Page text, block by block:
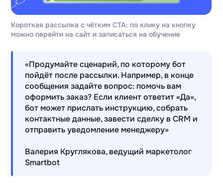
Короткая рассылка с чётким CTA: по клику на кнопку
можно перейти на сайт и записаться на обучение
«Продумайте сценарий, по которому бот
пойдёт после рассылки. Например, в конце
сообщения задайте вопрос: помочь вам
оформить заказ? Если клиент ответит «Да»,
бот может прислать инструкцию, собрать
контактные данные, завести сделку в CRM и
отправить уведомление менеджеру»
Валерия Круглякова, ведущий маркетолог
Smartbot